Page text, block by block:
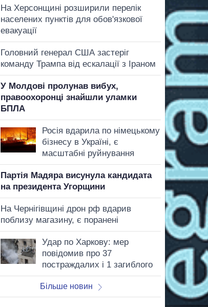
На Херсонщині розширили перелік
населених пунктів для обов'язкової
евакуації
Головний генерал США застеріг
команду Трампа від ескалації з Іраном
У Молдові пролунав вибух,
правоохоронці знайшли уламки
БПЛА
Росія вдарила по німецькому
бізнесу в Україні, є
масштабні руйнування
Партія Мадяра висунула кандидата
на президента Угорщини
На Чернігівщині дрон рф вдарив
поблизу магазину, є поранені
Удар по Харкову: мер
повідомив про 37
постраждалих і 1 загиблого
Більше новин